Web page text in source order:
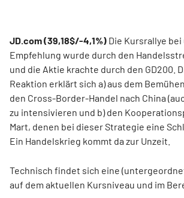
JD.com (39,18$/-4,1%) Die Kursrallye
Empfehlung wurde durch den
und die Aktie krachte durch den GD200.
Reaktion erklärt sich a) aus dem
den Cross-Border-Handel nach China
zu intensivieren und b) den
Mart, denen bei dieser Strategie eine
Ein Handelskrieg kommt da zur Unzeit.
Technisch findet sich eine
auf dem aktuellen Kursniveau und im